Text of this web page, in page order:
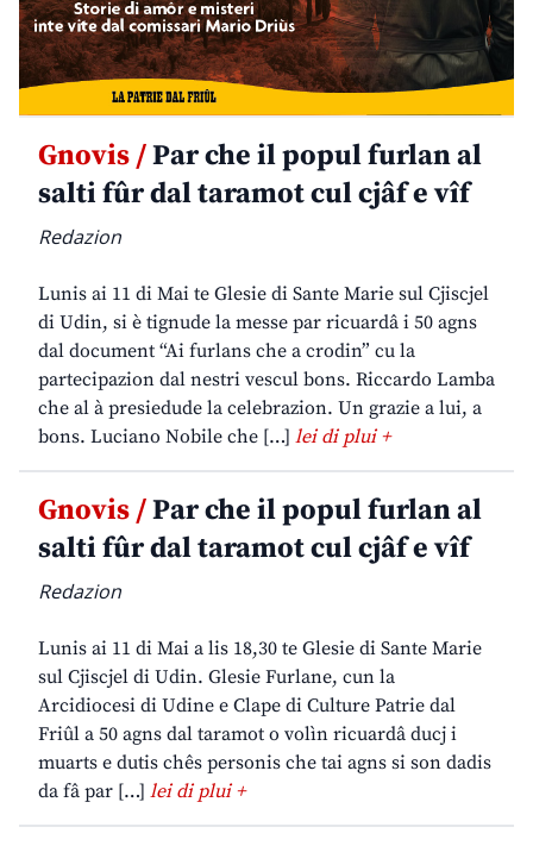
Gnovis /Par che il popul furlan al
salti fûr dal taramot cul cjâf e vîf
Redazion
Lunis ai 11 di Mai te Glesie di Sante Marie sul Cjiscjel
di Udin, si è tignude la messe par ricuardâ i 50 agns
dal document “Ai furlans che a crodin” cu la
partecipazion dal nestri vescul bons. Riccardo Lamba
che al à presiedude la celebrazion. Un grazie a lui, a
bons. Luciano Nobile che […] lei di plui +
Gnovis /Par che il popul furlan al
salti fûr dal taramot cul cjâf e vîf
Redazion
Lunis ai 11 di Mai a lis 18,30 te Glesie di Sante Marie
sul Cjiscjel di Udin. Glesie Furlane, cun la
Arcidiocesi di Udine e Clape di Culture Patrie dal
Friûl a 50 agns dal taramot o volìn ricuardâ ducj i
muarts e dutis chês personis che tai agns si son dadis
da fâ par […] lei di plui +